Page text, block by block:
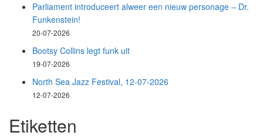
Parliament introduceert alweer een nieuw personage – Dr.
Funkenstein!
20-07-2026
Bootsy Collins legt funk uit
19-07-2026
North Sea Jazz Festival, 12-07-2026
12-07-2026
Etiketten